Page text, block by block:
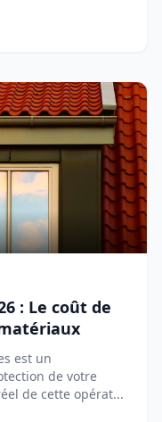
: Le coût de
est un
de votre
de cette opérat...